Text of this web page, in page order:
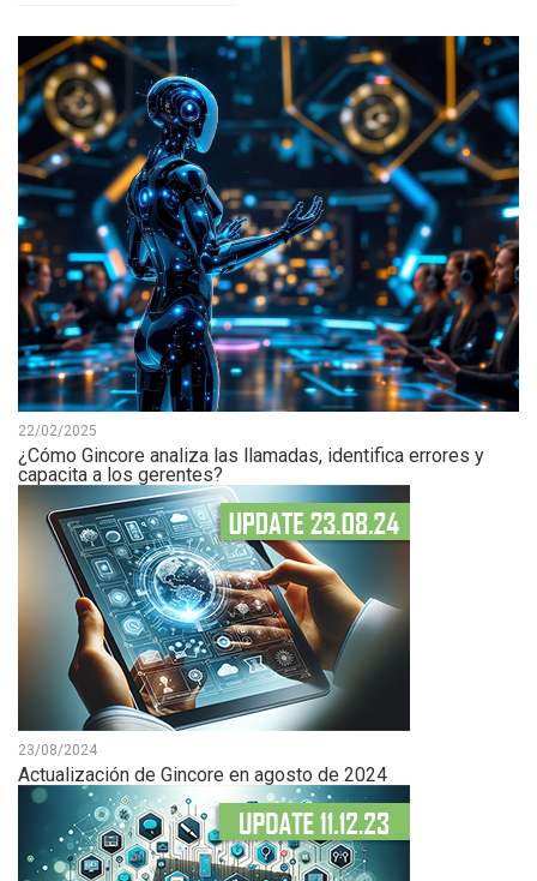
22/02/2025
¿Cómo Gincore analiza las llamadas, identifica errores y
capacita a los gerentes?
23/08/2024
Actualización de Gincore en agosto de 2024